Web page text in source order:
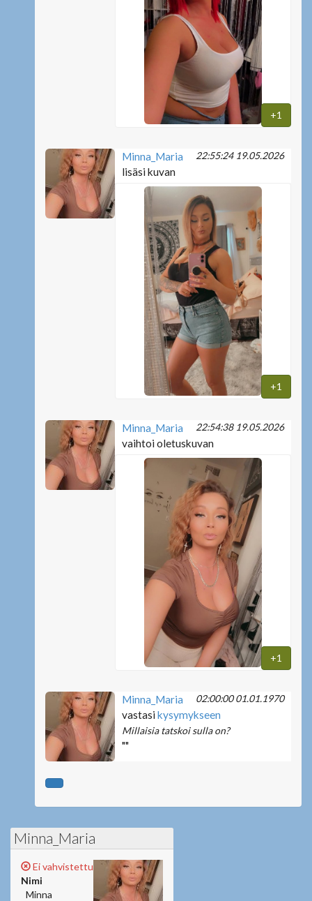
+1
22:55:24 19.05.2026
Minna_Maria
lisäsi kuvan
+1
22:54:38 19.05.2026
Minna_Maria
vaihtoi oletuskuvan
+1
02:00:00 01.01.1970
Minna_Maria
vastasikysymykseen
Millaisia tatskoi sulla on?
""
Minna_Maria
Ei vahvistettu
Nimi
Minna